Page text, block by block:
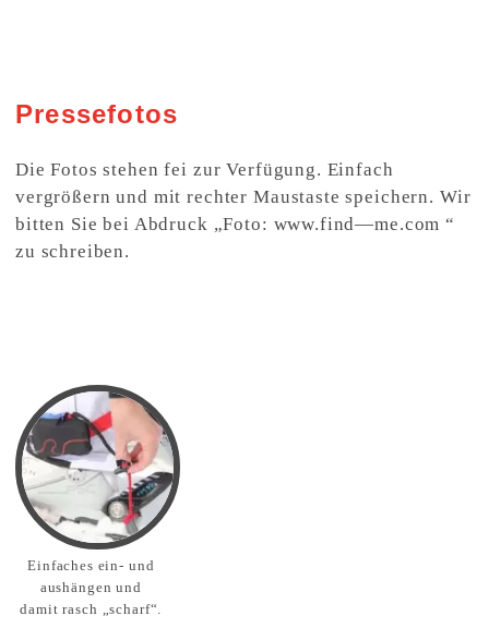
Pressefotos
Die Fotos stehen fei zur Verfügung. Einfach
vergrößern und mit rechter Maustaste speichern. Wir
bitten Sie bei Abdruck „Foto: www.find—me.com “
zu schreiben.
Einfaches ein- und
aushängen und
damit rasch „scharf“.